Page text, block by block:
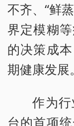
不齐、“鲜
界定模糊
的决策成
期健康发展。
作为
台的首项